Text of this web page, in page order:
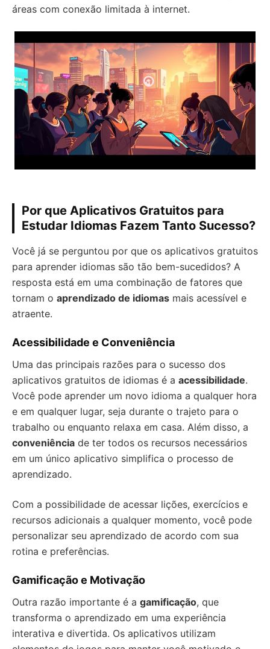
áreas com conexão limitada à internet.
Por que Aplicativos Gratuitos para
Estudar Idiomas Fazem Tanto Sucesso?
Você já se perguntou por que os aplicativos gratuitos
para aprender idiomas são tão bem-sucedidos? A
resposta está em uma combinação de fatores que
tornam o aprendizado de idiomas mais acessível e
atraente.
Acessibilidade e Conveniência
Uma das principais razões para o sucesso dos
aplicativos gratuitos de idiomas é a acessibilidade.
Você pode aprender um novo idioma a qualquer hora
e em qualquer lugar, seja durante o trajeto para o
trabalho ou enquanto relaxa em casa. Além disso, a
conveniência de ter todos os recursos necessários
em um único aplicativo simplifica o processo de
aprendizado.
Com a possibilidade de acessar lições, exercícios e
recursos adicionais a qualquer momento, você pode
personalizar seu aprendizado de acordo com sua
rotina e preferências.
Gamificação e Motivação
Outra razão importante é a gamificação, que
transforma o aprendizado em uma experiência
interativa e divertida. Os aplicativos utilizam